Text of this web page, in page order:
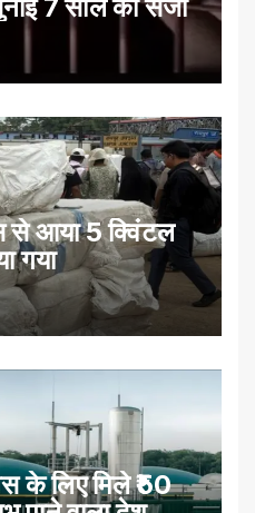
7 साल की सजा
आया 5 क्विंटल
गया
के लिए मिले ₹50